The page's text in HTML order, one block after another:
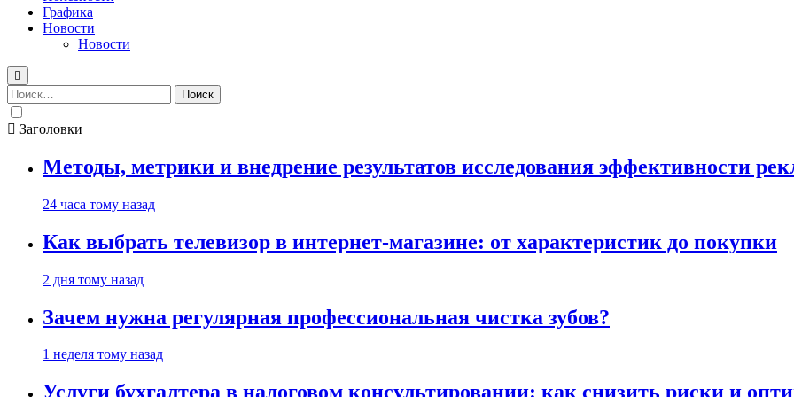
Графика
Новости
Новости
Найти:
Заголовки
Методы, метрики и внедрение результатов исследования эффективности
24 часа тому назад
Как выбрать телевизор в интернет-магазине: от характеристик до покупки
2 дня тому назад
Зачем нужна регулярная профессиональная чистка зубов?
1 неделя тому назад
Услуги бухгалтера в налоговом консультировании: как снизить риски и